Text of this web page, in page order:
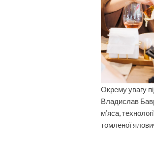
Окрему увагу
Владислав
м’яса,
томленої